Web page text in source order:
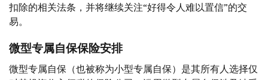
扣除的相关法条，并将继续关注“好得令人难以置信”的交
易。
微型专属自保保险安排
微型专属自保（也被称为小型专属自保）是其所有人选择仅